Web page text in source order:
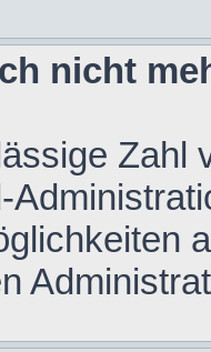
nicht
Zahl